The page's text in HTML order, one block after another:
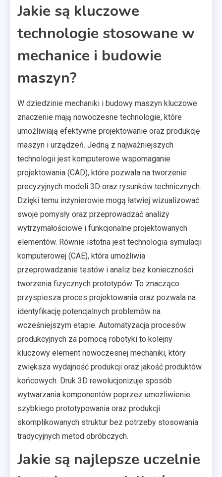
Jakie są kluczowe
technologie stosowane w
mechanice i budowie
maszyn?
W dziedzinie mechaniki i budowy maszyn kluczowe
znaczenie mają nowoczesne technologie, które
umożliwiają efektywne projektowanie oraz produkcję
maszyn i urządzeń. Jedną z najważniejszych
technologii jest komputerowe wspomaganie
projektowania (CAD), które pozwala na tworzenie
precyzyjnych modeli 3D oraz rysunków technicznych.
Dzięki temu inżynierowie mogą łatwiej wizualizować
swoje pomysły oraz przeprowadzać analizy
wytrzymałościowe i funkcjonalne projektowanych
elementów. Równie istotna jest technologia symulacji
komputerowej (CAE), która umożliwia
przeprowadzanie testów i analiz bez konieczności
tworzenia fizycznych prototypów. To znacząco
przyspiesza proces projektowania oraz pozwala na
identyfikację potencjalnych problemów na
wcześniejszym etapie. Automatyzacja procesów
produkcyjnych za pomocą robotyki to kolejny
kluczowy element nowoczesnej mechaniki, który
zwiększa wydajność produkcji oraz jakość produktów
końcowych. Druk 3D rewolucjonizuje sposób
wytwarzania komponentów poprzez umożliwienie
szybkiego prototypowania oraz produkcji
skomplikowanych struktur bez potrzeby stosowania
tradycyjnych metod obróbczych.
Jakie są najlepsze uczelnie